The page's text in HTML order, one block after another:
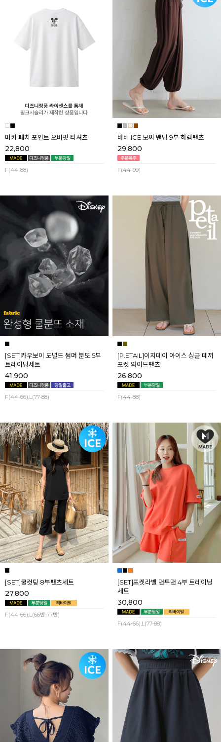
미키 패치 포인트 오버핏 티셔츠
22,800
F(44-88)
바비 ICE 모찌 밴딩 9부 하렘팬츠
29,800
F(44-99)
[SET]카우보이 도널드 썸머 분또 5부
트레이닝세트
41,900
F(44-66),L(77-88)
[P.ETAIL]이지데이 아이스 싱글 데끼
포켓 와이드팬츠
26,800
F(44-88)
[SET]쿨컷팅 8부팬츠세트
27,800
F(44-66),L(66반-77반)
[SET]포켓라벨 맨투맨 4부 트레이닝
세트
30,800
F(44-66),L(77-88)